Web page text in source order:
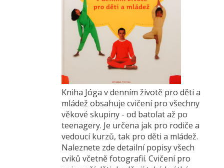
Kniha Jóga v denním životě pro děti a
mládež obsahuje cvičení pro všechny
věkové skupiny - od batolat až po
teenagery. Je určena jak pro rodiče a
vedoucí kurzů, tak pro děti a mládež.
Naleznete zde detailní popisy všech
cviků včetně fotografií. Cvičení pro